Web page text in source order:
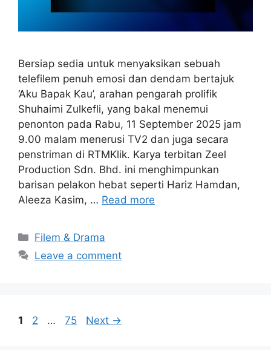
Bersiap sedia untuk menyaksikan sebuah
telefilem penuh emosi dan dendam bertajuk
‘Aku Bapak Kau’, arahan pengarah prolifik
Shuhaimi Zulkefli, yang bakal menemui
penonton pada Rabu, 11 September 2025 jam
9.00 malam menerusi TV2 dan juga secara
penstriman di RTMKlik. Karya terbitan Zeel
Production Sdn. Bhd. ini menghimpunkan
barisan pelakon hebat seperti Hariz Hamdan,
Aleeza Kasim, … Read more
Categories
Filem & Drama
Leave a comment
Page
1 Page
2 … Page
75 Next →